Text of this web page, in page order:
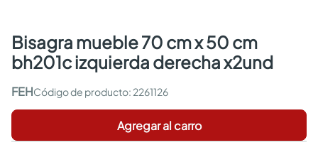
bisagra mueble 70 cm x 50 cm
bh201c izquierda derecha x2und
FEH : 2261126
Agregar al carro